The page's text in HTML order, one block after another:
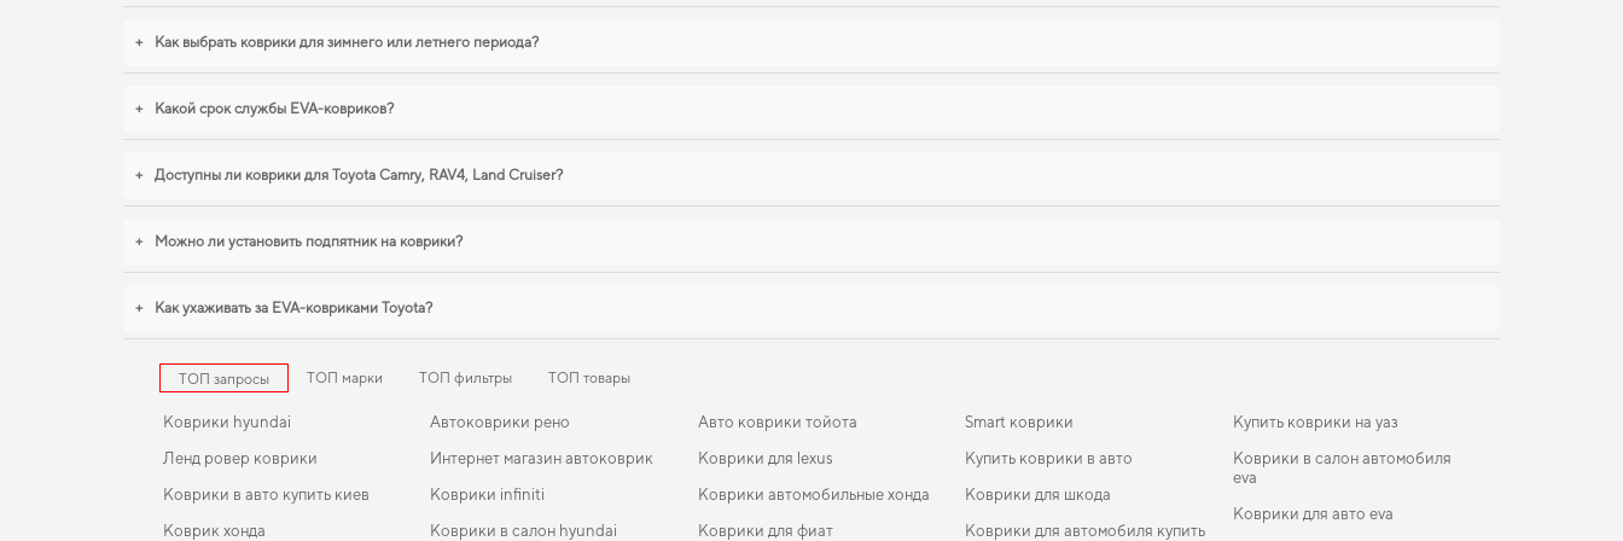
+ Как выбрать коврики для зимнего или летнего периода?
+ Какой срок службы EVA-ковриков?
+ Доступны ли коврики для Toyota Camry, RAV4, Land Cruiser?
+ Можно ли установить подпятник на коврики?
+ Как ухаживать за EVA-ковриками Toyota?
ТОП запросы ТОП марки ТОП фильтры ТОП товары
Коврики hyundai
Ленд ровер коврики
Коврики в авто купить киев
Коврик хонда
Автоковрики рено
Интернет магазин автоковрик
Коврики infiniti
Коврики в салон hyundai
Авто коврики тойота
Коврики для lexus
Коврики автомобильные хонда
Коврики для фиат
Smart коврики
Купить коврики в авто
Коврики для шкода
Коврики для автомобиля купить
Купить коврики на уаз
Коврики в салон автомобиля
eva
Коврики для авто eva